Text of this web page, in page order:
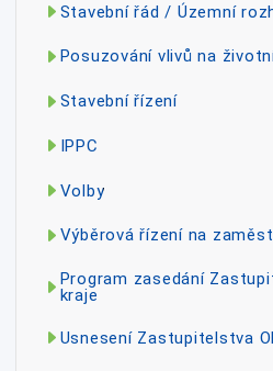
Stavební řád / Územní
Posuzování vlivů na
Stavební řízení
IPPC
Volby
Výběrová řízení na
Program zasedání
kraje
Usnesení Zastupitelstva